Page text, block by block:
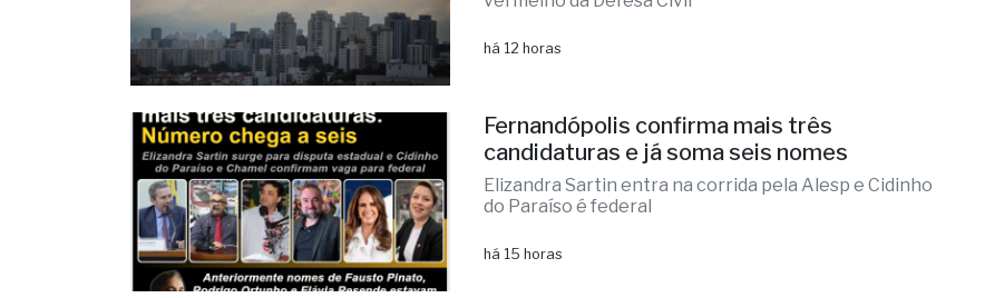
Fernandópolis confirma mais três
candidaturas e já soma seis nomes
do Paraíso é federal